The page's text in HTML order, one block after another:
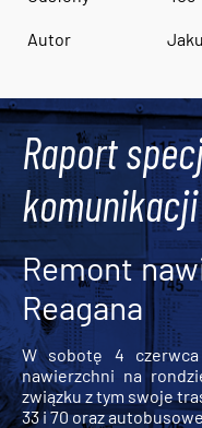
Autor
Raport
Remont
Reagana
W sobotę 4
nawierzchni na
związku z tym swoje
33 i 70 oraz autobusowe